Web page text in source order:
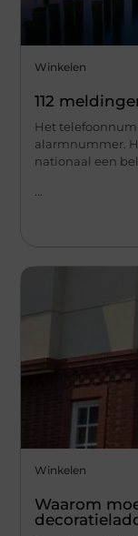
Winkelen
112
Het
alarmnummer.
nationaal een
Winkelen
Waarom